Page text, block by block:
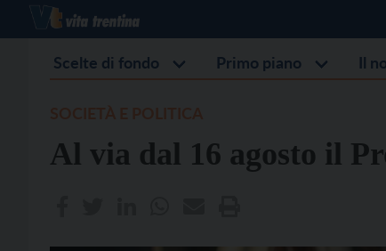
Scelte di fondo Primo piano Il
Al via dal 16 agosto il